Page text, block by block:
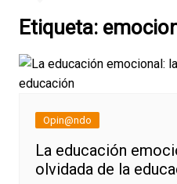
Etiqueta:
Opin@ndo
La educación
olvidada de la